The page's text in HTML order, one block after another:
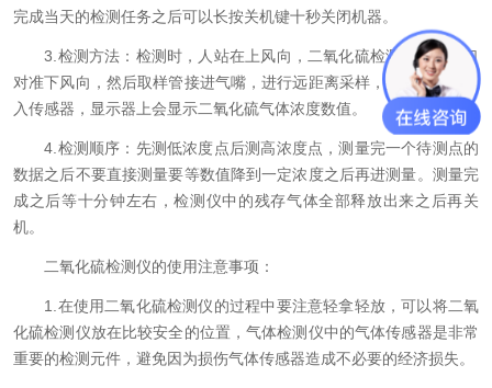
完成当天的检测任务之后可以长按关机键十秒关闭机器。
3.检测方法：检测时，人站在上风向，二氧化硫检测仪的出气口
对准下风向，然后取样管接进气嘴，进行远距离采样，把被测气体送
入传感器，显示器上会显示二氧化硫气体浓度数值。
4.检测顺序：先测低浓度点后测高浓度点，测量完一个待测点的
数据之后不要直接测量要等数值降到一定浓度之后再进测量。测量完
成之后等十分钟左右，检测仪中的残存气体全部释放出来之后再关
机。
二氧化硫检测仪的使用注意事项：
1.在使用二氧化硫检测仪的过程中要注意轻拿轻放，可以将二氧
化硫检测仪放在比较安全的位置，气体检测仪中的气体传感器是非常
重要的检测元件，避免因为损伤气体传感器造成不必要的经济损失。